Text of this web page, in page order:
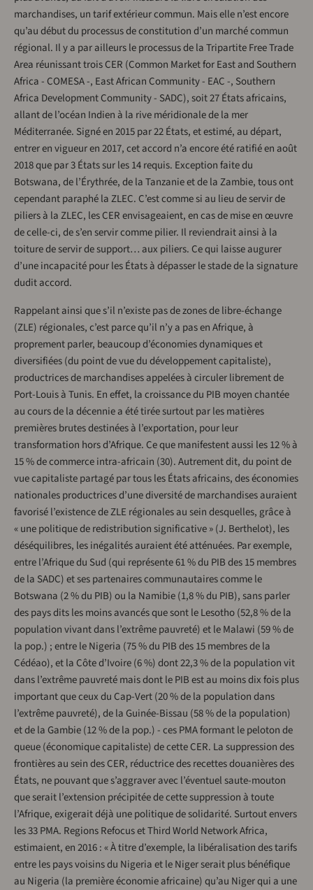
marchandises, un tarif extérieur commun. Mais elle n’est encore
qu’au début du processus de constitution d’un marché commun
régional. Il y a par ailleurs le processus de la Tripartite Free Trade
Area réunissant trois CER (Common Market for East and Southern
Africa - COMESA -, East African Community - EAC -, Southern
Africa Development Community - SADC), soit 27 États africains,
allant de l’océan Indien à la rive méridionale de la mer
Méditerranée. Signé en 2015 par 22 États, et estimé, au départ,
entrer en vigueur en 2017, cet accord n’a encore été ratifié en août
2018 que par 3 États sur les 14 requis. Exception faite du
Botswana, de l’Érythrée, de la Tanzanie et de la Zambie, tous ont
cependant paraphé la ZLEC. C’est comme si au lieu de servir de
piliers à la ZLEC, les CER envisageaient, en cas de mise en œuvre
de celle-ci, de s’en servir comme pilier. Il reviendrait ainsi à la
toiture de servir de support… aux piliers. Ce qui laisse augurer
d’une incapacité pour les États à dépasser le stade de la signature
dudit accord.
Rappelant ainsi que s’il n’existe pas de zones de libre-échange
(ZLE) régionales, c’est parce qu’il n’y a pas en Afrique, à
proprement parler, beaucoup d’économies dynamiques et
diversifiées (du point de vue du développement capitaliste),
productrices de marchandises appelées à circuler librement de
Port-Louis à Tunis. En effet, la croissance du PIB moyen chantée
au cours de la décennie a été tirée surtout par les matières
premières brutes destinées à l’exportation, pour leur
transformation hors d’Afrique. Ce que manifestent aussi les 12 % à
15 % de commerce intra-africain (30). Autrement dit, du point de
vue capitaliste partagé par tous les États africains, des économies
nationales productrices d’une diversité de marchandises auraient
favorisé l’existence de ZLE régionales au sein desquelles, grâce à
« une politique de redistribution significative » (J. Berthelot), les
déséquilibres, les inégalités auraient été atténuées. Par exemple,
entre l’Afrique du Sud (qui représente 61 % du PIB des 15 membres
de la SADC) et ses partenaires communautaires comme le
Botswana (2 % du PIB) ou la Namibie (1,8 % du PIB), sans parler
des pays dits les moins avancés que sont le Lesotho (52,8 % de la
population vivant dans l’extrême pauvreté) et le Malawi (59 % de
la pop.) ; entre le Nigeria (75 % du PIB des 15 membres de la
Cédéao), et la Côte d’Ivoire (6 %) dont 22,3 % de la population vit
dans l’extrême pauvreté mais dont le PIB est au moins dix fois plus
important que ceux du Cap-Vert (20 % de la population dans
l’extrême pauvreté), de la Guinée-Bissau (58 % de la population)
et de la Gambie (12 % de la pop.) - ces PMA formant le peloton de
queue (économique capitaliste) de cette CER. La suppression des
frontières au sein des CER, réductrice des recettes douanières des
États, ne pouvant que s’aggraver avec l’éventuel saute-mouton
que serait l’extension précipitée de cette suppression à toute
l’Afrique, exigerait déjà une politique de solidarité. Surtout envers
les 33 PMA. Regions Refocus et Third World Network Africa,
estimaient, en 2016 : « À titre d’exemple, la libéralisation des tarifs
entre les pays voisins du Nigeria et le Niger serait plus bénéfique
au Nigeria (la première économie africaine) qu’au Niger qui a une